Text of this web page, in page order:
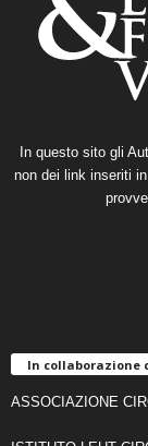
In questo sito gli
non dei link inseriti
In collaborazione
ASSOCIAZIONE